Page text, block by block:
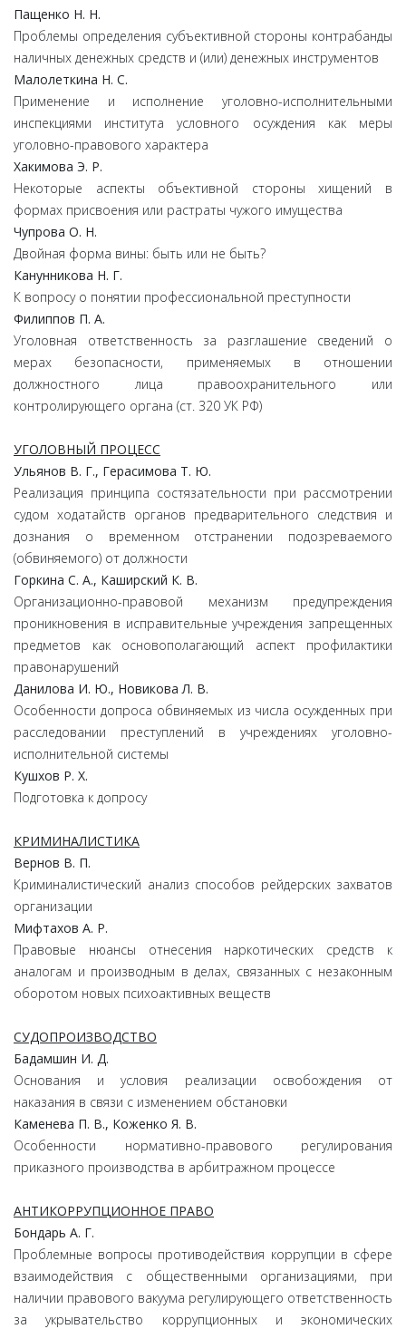
Пащенко Н. Н.
Проблемы определения субъективной стороны контрабанды
наличных денежных средств и (или) денежных инструментов
Малолеткина Н. С.
Применение и исполнение уголовно-исполнительными
инспекциями института условного осуждения как меры
уголовно-правового характера
Хакимова Э. Р.
Некоторые аспекты объективной стороны хищений в
формах присвоения или растраты чужого имущества
Чупрова О. Н.
Двойная форма вины: быть или не быть?
Канунникова Н. Г.
К вопросу о понятии профессиональной преступности
Филиппов П. А.
Уголовная ответственность за разглашение сведений о
мерах безопасности, применяемых в отношении
должностного лица правоохранительного или
контролирующего органа (ст. 320 УК РФ)
УГОЛОВНЫЙ ПРОЦЕСС
Ульянов В. Г., Герасимова Т. Ю.
Реализация принципа состязательности при рассмотрении
судом ходатайств органов предварительного следствия и
дознания о временном отстранении подозреваемого
(обвиняемого) от должности
Горкина С. А., Каширский К. В.
Организационно-правовой механизм предупреждения
проникновения в исправительные учреждения запрещенных
предметов как основополагающий аспект профилактики
правонарушений
Данилова И. Ю., Новикова Л. В.
Особенности допроса обвиняемых из числа осужденных при
расследовании преступлений в учреждениях уголовно-
исполнительной системы
Кушхов Р. Х.
Подготовка к допросу
КРИМИНАЛИСТИКА
Вернов В. П.
Криминалистический анализ способов рейдерских захватов
организации
Мифтахов А. Р.
Правовые нюансы отнесения наркотических средств к
аналогам и производным в делах, связанных с незаконным
оборотом новых психоактивных веществ
СУДОПРОИЗВОДСТВО
Бадамшин И. Д.
Основания и условия реализации освобождения от
наказания в связи с изменением обстановки
Каменева П. В., Коженко Я. В.
Особенности нормативно-правового регулирования
приказного производства в арбитражном процессе
АНТИКОРРУПЦИОННОЕ ПРАВО
Бондарь А. Г.
Проблемные вопросы противодействия коррупции в сфере
взаимодействия с общественными организациями, при
наличии правового вакуума регулирующего ответственность
за укрывательство коррупционных и экономических